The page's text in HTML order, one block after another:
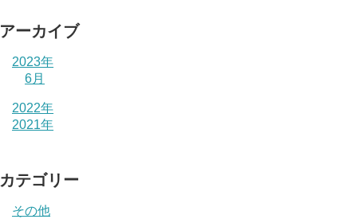
アーカイブ
2023年
6月
2022年
2021年
カテゴリー
その他